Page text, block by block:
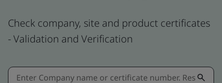
Check company, site and product certificates
- Validation and Verification